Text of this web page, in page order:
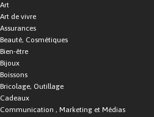
Art
Art de vivre
Assurances
Beauté, Cosmétiques
Bien-être
Bijoux
Boissons
Bricolage, Outillage
Cadeaux
Communication , Marketing et Médias